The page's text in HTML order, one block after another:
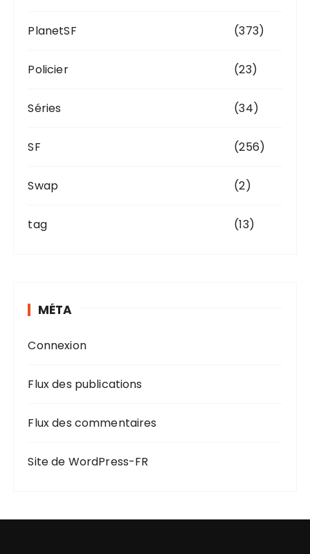
PlanetSF (373)
Policier (23)
Séries (34)
SF (256)
Swap (2)
tag (13)
MÉTA
Connexion
Flux des publications
Flux des commentaires
Site de WordPress-FR